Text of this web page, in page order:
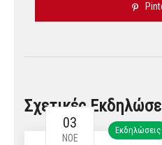
Σχετικές
03
ΝΟΈ
Εκδηλώσεις